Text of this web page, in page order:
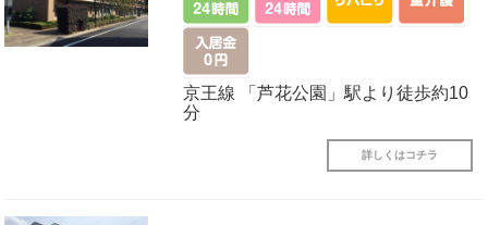
京王線 「芦花公園」駅より徒歩約10
分
詳しくはコチラ